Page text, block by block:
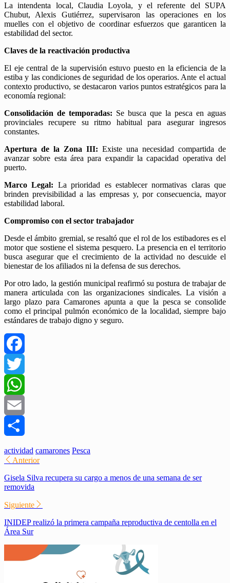
La intendenta local, Claudia Loyola, y el referente del SUPA
Chubut, Alexis Gutiérrez, supervisaron las operaciones en los
muelles con el objetivo de coordinar esfuerzos que garanticen la
estabilidad del sector.
Claves de la reactivación productiva
El eje central de la supervisión estuvo puesto en la eficiencia de la
estiba y las condiciones de seguridad de los operarios. Ante el actual
contexto productivo, se destacaron varios puntos estratégicos para la
economía regional:
Consolidación de temporadas: Se busca que la pesca en aguas
provinciales recupere su ritmo habitual para asegurar ingresos
constantes.
Apertura de la Zona III: Existe una necesidad compartida de
avanzar sobre esta área para expandir la capacidad operativa del
puerto.
Marco Legal: La prioridad es establecer normativas claras que
brinden previsibilidad a las empresas y, por consecuencia, mayor
estabilidad laboral.
Compromiso con el sector trabajador
Desde el ámbito gremial, se resaltó que el rol de los estibadores es el
motor que sostiene el sistema pesquero. La presencia en el territorio
busca asegurar que el crecimiento de la actividad no descuide el
bienestar de los afiliados ni la defensa de sus derechos.
Por otro lado, la gestión municipal reafirmó su postura de trabajar de
manera articulada con las organizaciones sindicales. La visión a
largo plazo para Camarones apunta a que la pesca se consolide
como el principal pulmón económico de la localidad, siempre bajo
estándares de trabajo digno y seguro.
Facebook
Twitter
WhatsApp
Email
Compartir
actividad camarones Pesca
Anterior
Gisela Silva recupera su cargo a menos de una semana de ser
removida
Siguiente
INIDEP realizó la primera campaña reproductiva de centolla en el
Área Sur